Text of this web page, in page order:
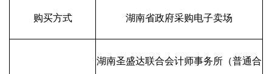
购买方式 湖南省政府采购电子卖场
湖南圣盛达联合会计师事务所（普通合